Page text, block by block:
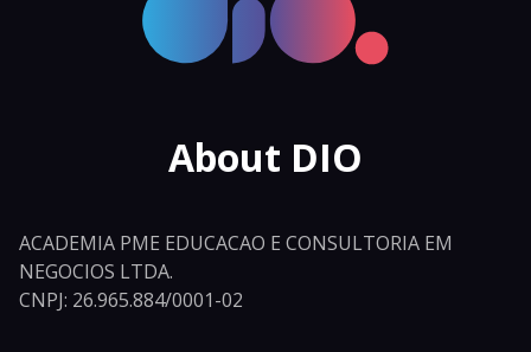
About DIO
ACADEMIA PME EDUCACAO E CONSULTORIA EM
NEGOCIOS LTDA.
CNPJ: 26.965.884/0001-02